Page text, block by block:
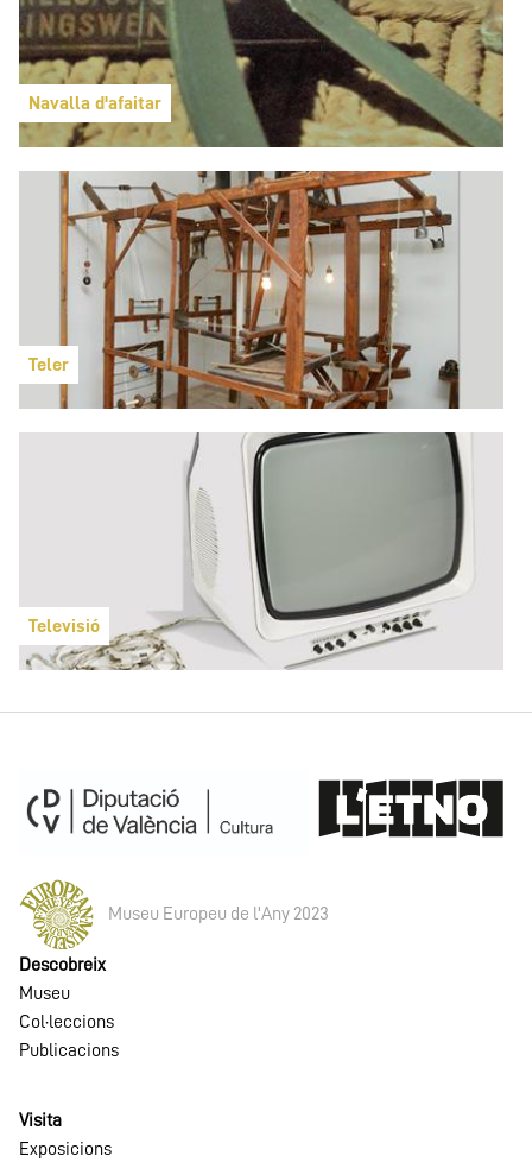
Navalla d'afaitar
Teler
Televisió
Museu Europeu de l'Any 2023
Descobreix
Museu
Col·leccions
Publicacions
Visita
Exposicions